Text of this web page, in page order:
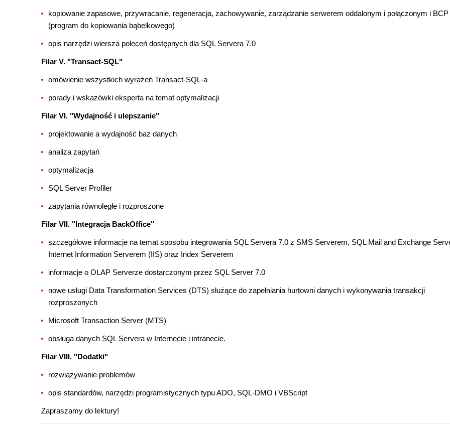
kopiowanie zapasowe, przywracanie, regeneracja, zachowywanie, zarządzanie serwerem oddalonym i połączonym i BCP
(program do kopiowania bąbelkowego)
opis narzędzi wiersza poleceń dostępnych dla SQL Servera 7.0
Filar V. "Transact-SQL"
omówienie wszystkich wyrażeń Transact-SQL-a
porady i wskazówki eksperta na temat optymalizacji
Filar VI. "Wydajność i ulepszanie"
projektowanie a wydajność baz danych
analiza zapytań
optymalizacja
SQL Server Profiler
zapytania równoległe i rozproszone
Filar VII. "Integracja BackOffice"
szczegółowe informacje na temat sposobu integrowania SQL Servera 7.0 z SMS Serverem, SQL Mail and Exchange
Internet Information Serverem (IIS) oraz Index Serverem
informacje o OLAP Serverze dostarczonym przez SQL Server 7.0
nowe usługi Data Transformation Services (DTS) służące do zapełniania hurtowni danych i wykonywania transakcji
rozproszonych
Microsoft Transaction Server (MTS)
obsługa danych SQL Servera w Internecie i intranecie.
Filar VIII. "Dodatki"
rozwiązywanie problemów
opis standardów, narzędzi programistycznych typu ADO, SQL-DMO i VBScript
Zapraszamy do lektury!